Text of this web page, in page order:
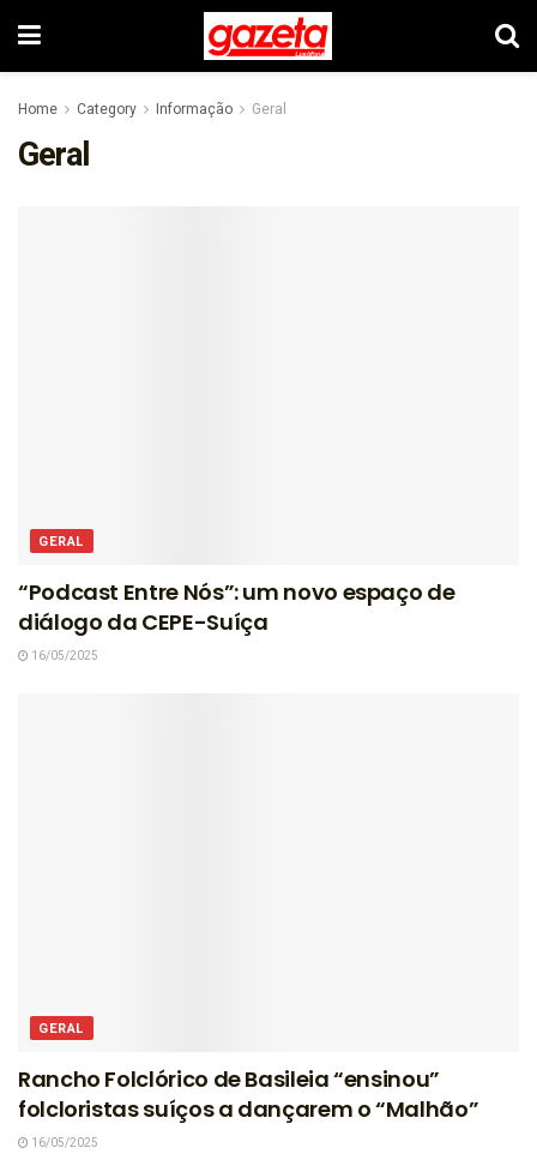
Home Category Informação Geral
Geral
GERAL
“Podcast Entre Nós”: um novo espaço de
diálogo da CEPE-Suíça
16/05/2025
GERAL
Rancho Folclórico de Basileia “ensinou”
folcloristas suíços a dançarem o “Malhão”
16/05/2025